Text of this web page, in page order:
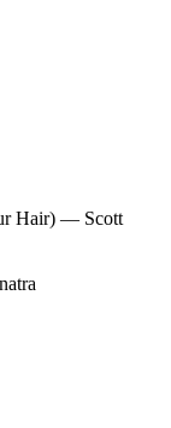
Hair) — Scott